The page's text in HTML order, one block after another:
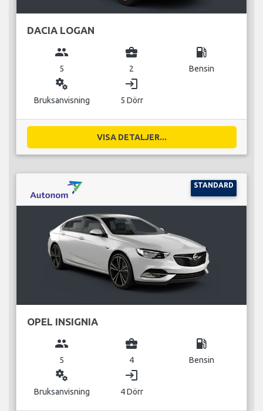
DACIA LOGAN
group
5
business_center
2
local_gas_station
Bensin
miscellaneous_services
Bruksanvisning
login
5 Dörr
VISA DETALJER...
STANDARD
OPEL INSIGNIA
group
5
business_center
4
local_gas_station
Bensin
miscellaneous_services
Bruksanvisning
login
4 Dörr